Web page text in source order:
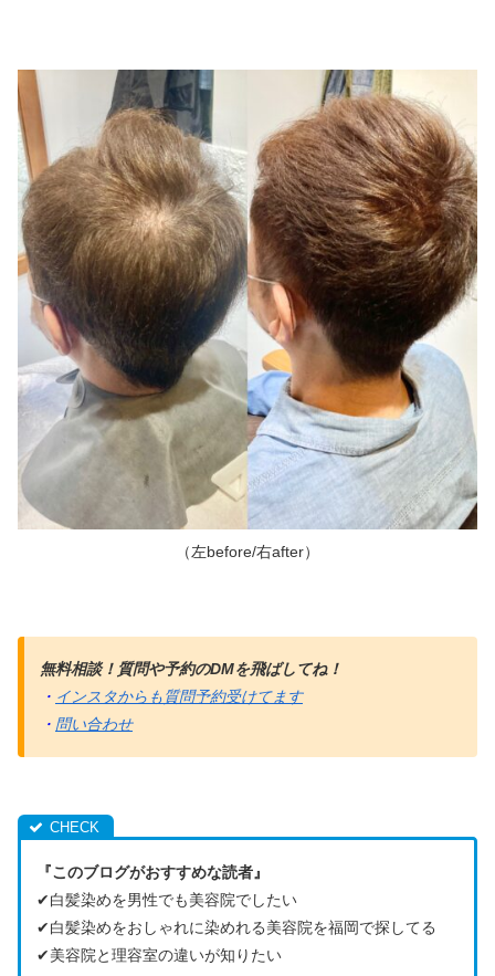
（左before/右after）
無料相談！質問や予約のDMを飛ばしてね！
・ インスタからも質問予約受けてます
・ 問い合わせ
『このブログがおすすめな読者』
✔︎白髪染めを男性でも美容院でしたい
✔︎白髪染めをおしゃれに染めれる美容院を福岡で探してる
✔︎美容院と理容室の違いが知りたい